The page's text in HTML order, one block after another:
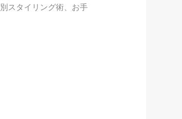
スタイリング術、お手